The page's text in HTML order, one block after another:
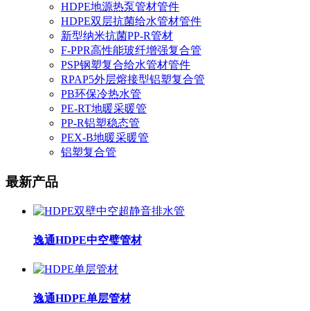
HDPE地源热泵管材管件
HDPE双层抗菌给水管材管件
新型纳米抗菌PP-R管材
F-PPR高性能玻纤增强复合管
PSP钢塑复合给水管材管件
RPAP5外层熔接型铝塑复合管
PB环保冷热水管
PE-RT地暖采暖管
PP-R铝塑稳态管
PEX-B地暖采暖管
铝塑复合管
最新产品
逸通HDPE中空璧管材
逸通HDPE单层管材